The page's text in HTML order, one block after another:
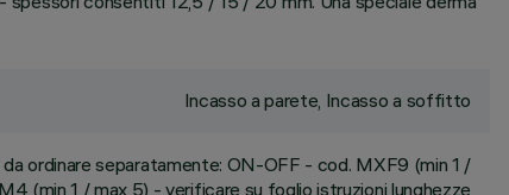
Incasso a parete, Incasso a soffitto
ordinare separatamente: ON-OFF - cod. MXF9 (min 1 /
(min 1 / max 5) - verificare su foglio istruzioni lunghezze